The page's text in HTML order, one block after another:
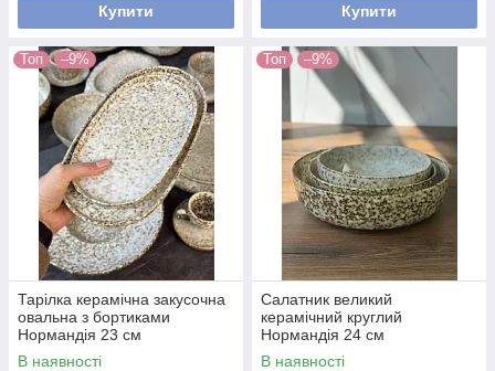
Купити Купити
Топ –9%
Тарілка керамічна закусочна
овальна з бортиками
Нормандія 23 см
В наявності
Топ –9%
Салатник великий
керамічний круглий
Нормандія 24 см
В наявності